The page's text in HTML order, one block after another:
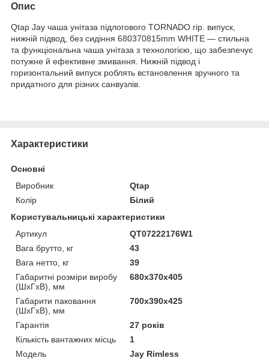
Опис
Qtap Jay чаша унітаза підлогового TORNADO гір. випуск,
нижній підвод, без сидіння 680370815mm WHITE — стильна
та функціональна чаша унітаза з технологією, що забезпечує
потужне й ефективне змивання. Нижній підвод і
горизонтальний випуск роблять встановлення зручного та
придатного для різних санвузлів.
Характеристики
Основні
Виробник
Qtap
Колір
Білий
Користувальницькі характеристики
Артикул
QT07222176W1
Вага брутто, кг
43
Вага нетто, кг
39
Габаритні розміри виробу
(ШхГхВ), мм
680х370х405
Габарити паковання
(ШхГхВ), мм
700х390х425
Гарантія
27 років
Кількість вантажних місць
1
Мoдель
Jay Rimless